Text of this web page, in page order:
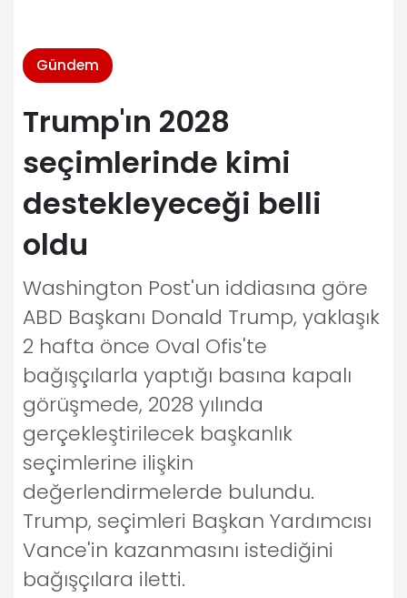
Gündem
Trump'ın 2028
seçimlerinde kimi
destekleyeceği belli
oldu
Washington Post'un iddiasına göre
ABD Başkanı Donald Trump, yaklaşık
2 hafta önce Oval Ofis'te
bağışçılarla yaptığı basına kapalı
görüşmede, 2028 yılında
gerçekleştirilecek başkanlık
seçimlerine ilişkin
değerlendirmelerde bulundu.
Trump, seçimleri Başkan Yardımcısı
Vance'in kazanmasını istediğini
bağışçılara iletti.